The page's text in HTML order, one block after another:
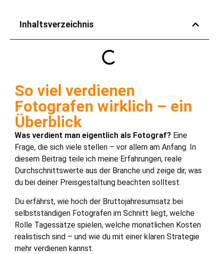
Inhaltsverzeichnis
So viel verdienen
Fotografen wirklich – ein
Überblick
Was verdient man eigentlich als Fotograf? Eine
Frage, die sich viele stellen – vor allem am Anfang. In
diesem Beitrag teile ich meine Erfahrungen, reale
Durchschnittswerte aus der Branche und zeige dir, was
du bei deiner Preisgestaltung beachten solltest.
Du erfährst, wie hoch der Bruttojahresumsatz bei
selbstständigen Fotografen im Schnitt liegt, welche
Rolle Tagessätze spielen, welche monatlichen Kosten
realistisch sind – und wie du mit einer klaren Strategie
mehr verdienen kannst.